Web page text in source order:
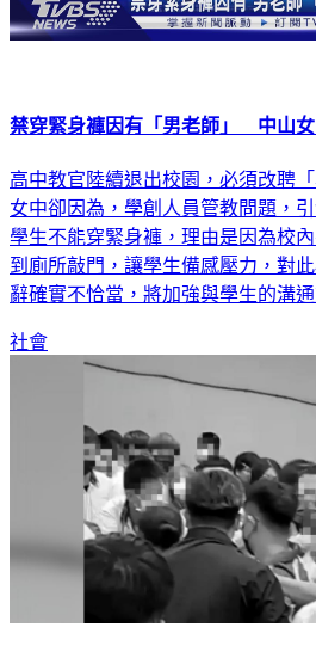
禁穿緊身褲因有「男老師」 中山
高中教官陸續退出校園，必須改聘
女中卻因為，學創人員管教問題，
學生不能穿緊身褲，理由是因為校
到廁所敲門，讓學生備感壓力，對
辭確實不恰當，將加強與學生的溝通
社會